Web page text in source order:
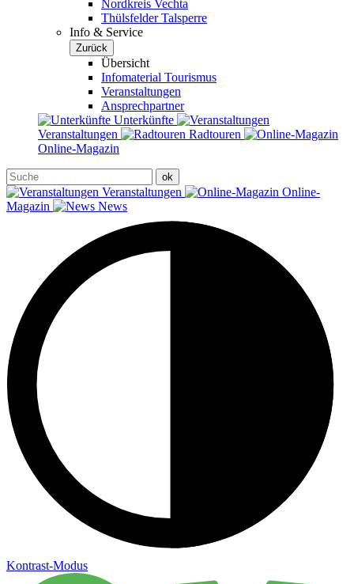
Nordkreis Vechta
Thülsfelder Talsperre
Info & Service
Zurück
Übersicht
Infomaterial Tourismus
Veranstaltungen
Ansprechpartner
Unterkünfte
Veranstaltungen
Radtouren
Online-Magazin
Veranstaltungen
Online-
Magazin
News
Kontrast-Modus